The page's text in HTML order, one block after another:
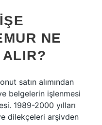
NE
satın alımından
belgelerin işlenmesi
1989-2000 yılları
dilekçeleri arşivden